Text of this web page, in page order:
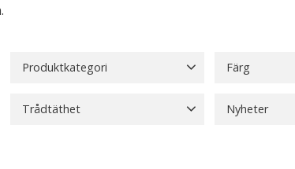
Produktkategori
Bordslöpare
Färg
Brun 132
Trådtäthet Nyheter